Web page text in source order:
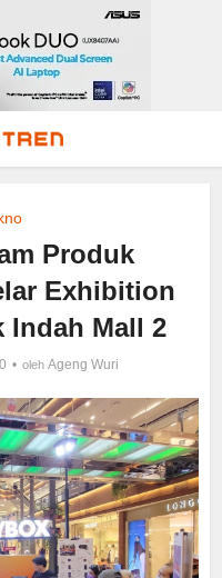
Produk
Exhibition
Indah Mall 2
oleh Ageng Wuri